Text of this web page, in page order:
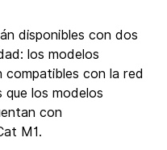
disponibles con dos
los modelos
compatibles con la red
que los modelos
con
M1.